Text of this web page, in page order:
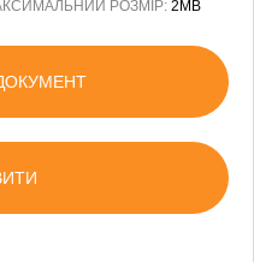
РОЗМІР: 2MB